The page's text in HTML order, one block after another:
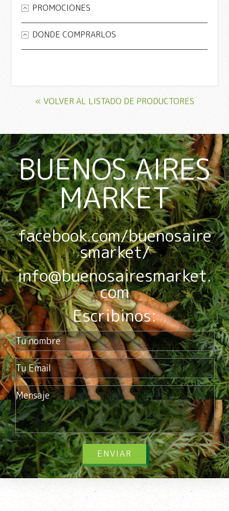
PROMOCIONES
DONDE COMPRARLOS
« VOLVER AL LISTADO DE PRODUCTORES
BUENOS AIRES
MARKET
facebook.com/buenosaire
smarket/
info@buenosairesmarket.
com
Escribinos:
ENVIAR